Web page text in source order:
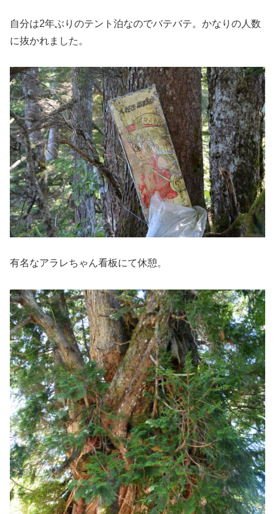
自分は2年ぶりのテント泊なのでバテバテ。かなりの人数
に抜かれました。
有名なアラレちゃん看板にて休憩。